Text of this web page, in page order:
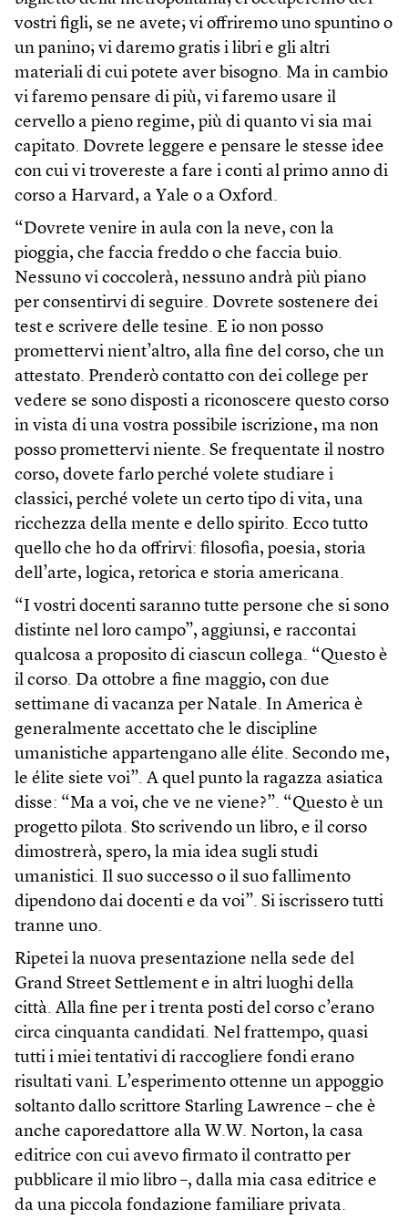
vostri figli, se ne avete; vi offriremo uno spuntino o
un panino; vi daremo gratis i libri e gli altri
materiali di cui potete aver bisogno. Ma in cambio
vi faremo pensare di più, vi faremo usare il
cervello a pieno regime, più di quanto vi sia mai
capitato. Dovrete leggere e pensare le stesse idee
con cui vi trovereste a fare i conti al primo anno di
corso a Harvard, a Yale o a Oxford.
“Dovrete venire in aula con la neve, con la
pioggia, che faccia freddo o che faccia buio.
Nessuno vi coccolerà, nessuno andrà più piano
per consentirvi di seguire. Dovrete sostenere dei
test e scrivere delle tesine. E io non posso
promettervi nient’altro, alla fine del corso, che un
attestato. Prenderò contatto con dei college per
vedere se sono disposti a riconoscere questo corso
in vista di una vostra possibile iscrizione, ma non
posso promettervi niente. Se frequentate il nostro
corso, dovete farlo perché volete studiare i
classici, perché volete un certo tipo di vita, una
ricchezza della mente e dello spirito. Ecco tutto
quello che ho da offrirvi: filosofia, poesia, storia
dell’arte, logica, retorica e storia americana.
“I vostri docenti saranno tutte persone che si sono
distinte nel loro campo”, aggiunsi, e raccontai
qualcosa a proposito di ciascun collega. “Questo è
il corso. Da ottobre a fine maggio, con due
settimane di vacanza per Natale. In America è
generalmente accettato che le discipline
umanistiche appartengano alle élite. Secondo me,
le élite siete voi”. A quel punto la ragazza asiatica
disse: “Ma a voi, che ve ne viene?”. “Questo è un
progetto pilota. Sto scrivendo un libro, e il corso
dimostrerà, spero, la mia idea sugli studi
umanistici. Il suo successo o il suo fallimento
dipendono dai docenti e da voi”. Si iscrissero tutti
tranne uno.
Ripetei la nuova presentazione nella sede del
Grand Street Settlement e in altri luoghi della
città. Alla fine per i trenta posti del corso c’erano
circa cinquanta candidati. Nel frattempo, quasi
tutti i miei tentativi di raccogliere fondi erano
risultati vani. L’esperimento ottenne un appoggio
soltanto dallo scrittore Starling Lawrence – che è
anche caporedattore alla W.W. Norton, la casa
editrice con cui avevo firmato il contratto per
pubblicare il mio libro –, dalla mia casa editrice e
da una piccola fondazione familiare privata.